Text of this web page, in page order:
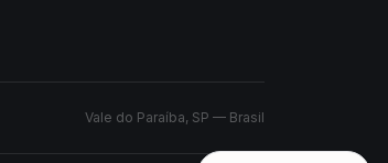
Vale do Paraíba, SP — Brasil